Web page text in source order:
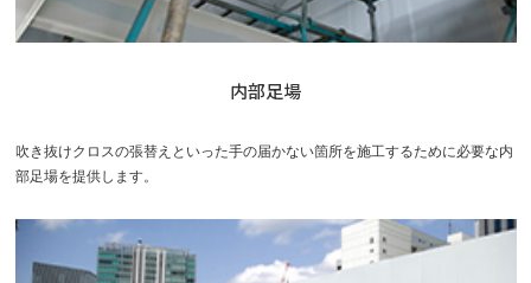
内部足場
吹き抜けクロスの張替えといった手の届かない箇所を施工するために必要な内
部足場を提供します。